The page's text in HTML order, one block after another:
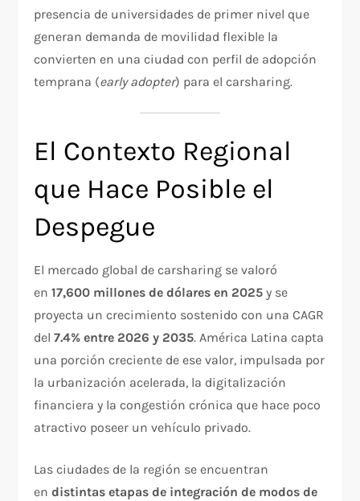
presencia de universidades de primer nivel que
generan demanda de movilidad flexible la
convierten en una ciudad con perfil de adopción
temprana (early adopter) para el carsharing.
El Contexto Regional
que Hace Posible el
Despegue
El mercado global de carsharing se valoró
en17,600 millones de dólares en 2025 y se
proyecta un crecimiento sostenido con una CAGR
del7.4% entre 2026 y 2035. América Latina capta
una porción creciente de ese valor, impulsada por
la urbanización acelerada, la digitalización
financiera y la congestión crónica que hace poco
atractivo poseer un vehículo privado.
Las ciudades de la región se encuentran
endistintas etapas de integración de modos de